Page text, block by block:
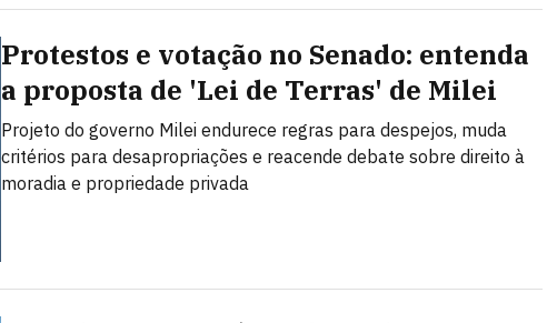
Protestos e votação no Senado: entenda
a proposta de 'Lei de Terras' de Milei
Projeto do governo Milei endurece regras para despejos, muda
critérios para desapropriações e reacende debate sobre direito à
moradia e propriedade privada